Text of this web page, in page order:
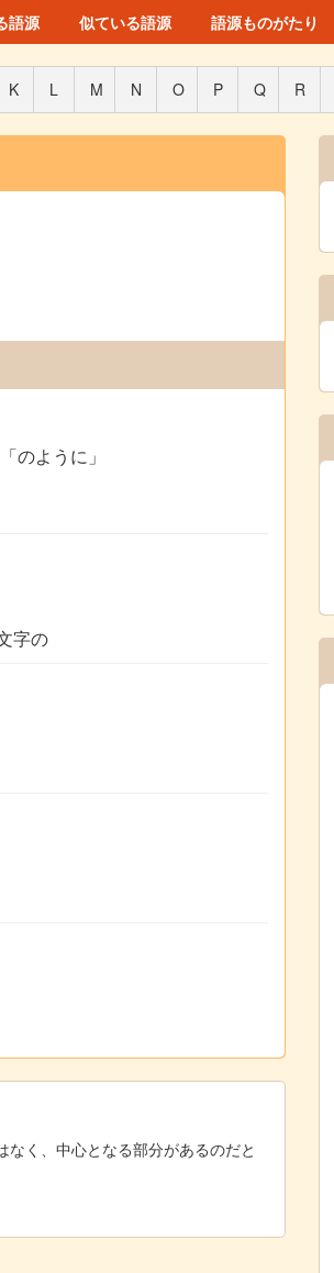
語源 似ている語源 語源ものがたり
K L M N O P Q R
「のように」
字の
く、中心となる部分があるのだと